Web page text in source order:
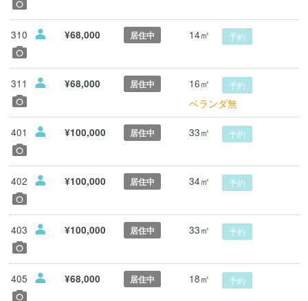
310 ¥68,000 居住中 14㎡ 予約
311 ¥68,000 居住中 16㎡ 予約
ベランダ無
401 ¥100,000 居住中 33㎡ 予約
402 ¥100,000 居住中 34㎡ 予約
403 ¥100,000 居住中 33㎡ 予約
405 ¥68,000 居住中 18㎡ 予約